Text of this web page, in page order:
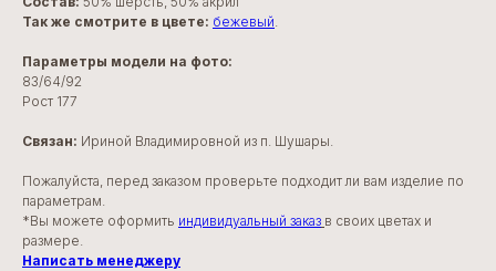
Так же смотрите в цвете: бежевый.
Параметры модели на фото:
83/64/92
Рост 177
Связан: Ириной Владимировной из п. Шушары.
Пожалуйста, перед заказом проверьте подходит ли вам изделие по
параметрам.
*Вы можете оформить индивидуальный заказ в своих цветах и
размере.
Написать менеджеру